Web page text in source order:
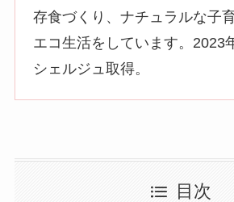
存食づくり、ナチュラルな子
エコ生活をしています。2023
シェルジュ取得。
目次